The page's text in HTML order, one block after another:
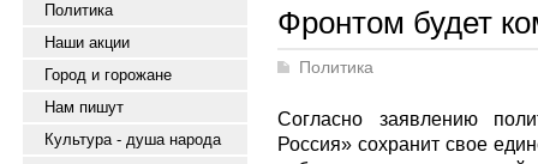
Политика
Наши акции
Город и горожане
Нам пишут
Культура - душа народа
Фронтом будет
Политика
Согласно заявлению
Россия» сохранит свое